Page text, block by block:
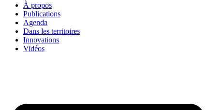
À propos
Publications
Agenda
Dans les territoires
Innovations
Vidéos